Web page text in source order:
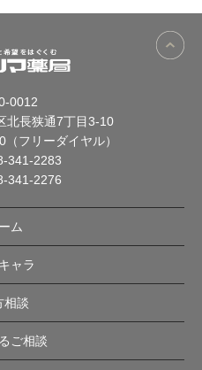
0012
北長狭通7丁目3-10
フリーダイヤル）
341-2283
341-2276
ム
ャラ
相談
ご相談